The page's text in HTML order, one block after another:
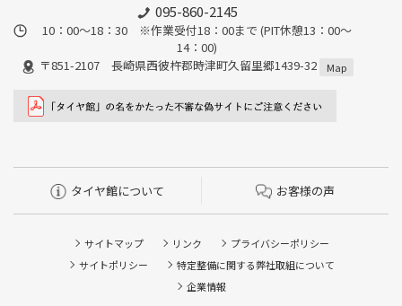
095-860-2145
10：00～18：30 ※作業受付18：00まで (PIT休憩13：00～
14：00)
〒851-2107 長崎県西彼杵郡時津町久留里郷1439-32
Map
タイヤ館について お客様の声
サイトマップ リンク
プライバシーポリシー
サイトポリシー
特定整備に関する弊社取組について
企業情報